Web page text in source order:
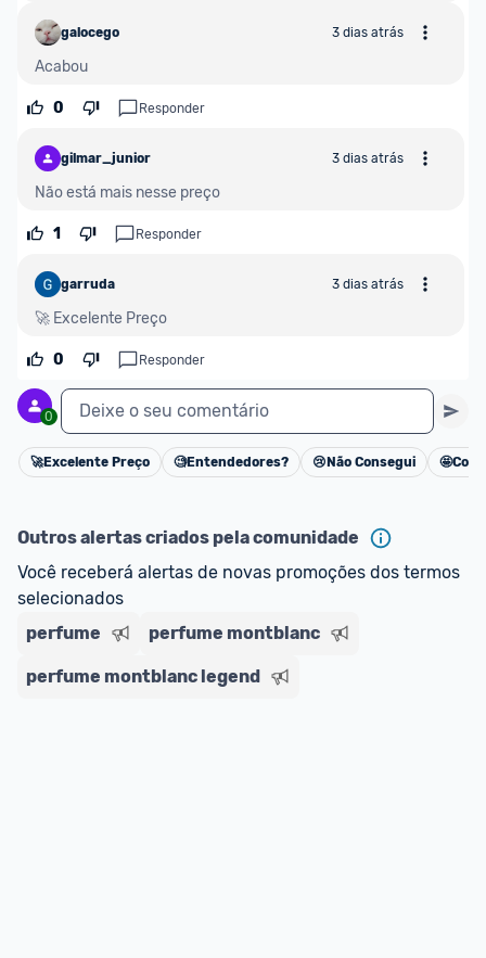
galocego 3 dias atrás
Acabou
0 Responder
gilmar_junior 3 dias atrás
Não está mais nesse preço
1 Responder
garruda 3 dias atrás
🚀 Excelente Preço
0 Responder
0 Deixe o seu comentário
Cancelar
🚀Excelente Preço 🧐Entendedores? 😢 Não Consegui 🤩
Outros alertas criados pela comunidade
Você receberá alertas de novas promoções dos termos
selecionados
perfume
perfume montblanc
perfume montblanc legend